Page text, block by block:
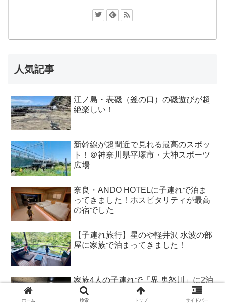
人気記事
江ノ島・表磯（釜の口）の磯遊びが超
絶楽しい！
新幹線が超間近で見れる最高のスポッ
ト！＠神奈川県平塚市・大神スポーツ
広場
奈良・ANDO HOTELに子連れで泊ま
ってきました！ホスピタリティが最高
の宿でした
【子連れ旅行】星のや軽井沢 水波の部
屋に家族で泊まってきました！
家族4人の子連れで「界 鬼怒川」に2泊
3日で泊まって来ました！
ホーム 検索 トップ サイドバー